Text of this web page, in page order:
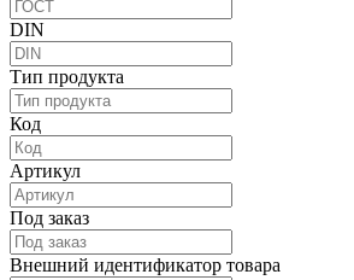
DIN
Тип продукта
Код
Артикул
Под заказ
Внешний идентификатор товара